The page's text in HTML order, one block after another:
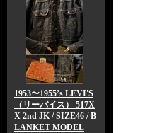
1953〜1955’s LEVI'S
（リーバイス） 517X
X 2nd JK / SIZE46 / B
LANKET MODEL